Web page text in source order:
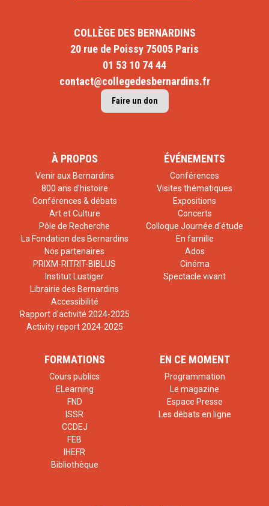
COLLÈGE DES BERNARDINS
20 rue de Poissy 75005 Paris
01 53 10 74 44
contact@collegedesbernardins.fr
Faire un don
À PROPOS
Venir aux Bernardins
800 ans d'histoire
Conférences & débats
Art et Culture
Pôle de Recherche
La Fondation des Bernardins
Nos partenaires
PRIXM-RITRIT-BIBLUS
Institut Lustiger
Librairie des Bernardins
Accessibilité
Rapport d'activité 2024-2025
Activity report 2024-2025
ÉVÉNEMENTS
Conférences
Visites thématiques
Expositions
Concerts
Colloque Journée d'étude
En famille
Ados
Cinéma
Spectacle vivant
FORMATIONS
Cours publics
ELearning
FND
ISSR
CCDEJ
FEB
IHEFR
Bibliothèque
EN CE MOMENT
Programmation
Le magazine
Espace Presse
Les débats en ligne